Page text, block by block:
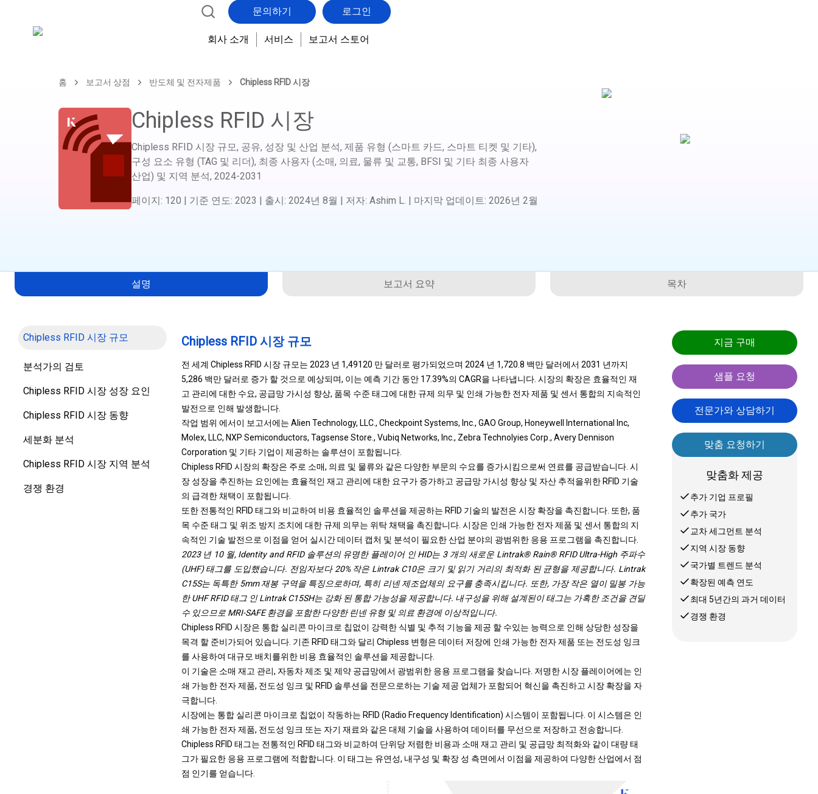
문의하기 로그인
회사 소개 서비스 보고서 스토어
홈 보고서 상점 반도체 및 전자제품 Chipless RFID 시장
Chipless RFID 시장
Chipless RFID 시장 규모, 공유, 성장 및 산업 분석, 제품 유형 (스마트 카드, 스마트 티켓 및 기타),
구성 요소 유형 (TAG 및 리더), 최종 사용자 (소매, 의료, 물류 및 교통, BFSI 및 기타 최종 사용자
산업) 및 지역 분석, 2024-2031
페이지 : 120 기준 연도: 2023 출시 : 2024년 8월 저자: Ashim L. 마지막 업데이트: 2026년 2월
설명 보고서 요약 목차
Chipless RFID 시장 규모
분석가의 검토
Chipless RFID 시장 성장 요인
Chipless RFID 시장 동향
세분화 분석
Chipless RFID 시장 지역 분석
경쟁 환경
Chipless RFID 시장 규모
전 세계 Chipless RFID 시장 규모는 2023 년 1,49120 만 달러로 평가되었으며 2024 년 1,720.8 백만 달러에서 2031 년까지
5,286 백만 달러로 증가 할 것으로 예상되며, 이는 예측 기간 동안 17.39%의 CAGR을 나타냅니다. 시장의 확장은 효율적인 재
고 관리에 대한 수요, 공급망 가시성 향상, 품목 수준 태그에 대한 규제 의무 및 인쇄 가능한 전자 제품 및 센서 통합의 지속적인
발전으로 인해 발생합니다.
작업 범위 에서이 보고서에는 Alien Technology, LLC., Checkpoint Systems, Inc., GAO Group, Honeywell International Inc,
Molex, LLC, NXP Semiconductors, Tagsense Store., Vubiq Networks, Inc., Zebra Technolyies Corp., Avery Dennison
Corporation 및 기타 기업이 제공하는 솔루션이 포함됩니다.
Chipless RFID 시장의 확장은 주로 소매, 의료 및 물류와 같은 다양한 부문의 수요를 증가시킴으로써 연료를 공급받습니다. 시
장 성장을 추진하는 요인에는 효율적인 재고 관리에 대한 요구가 증가하고 공급망 가시성 향상 및 자산 추적을위한 RFID 기술
의 급격한 채택이 포함됩니다.
또한 전통적인 RFID 태그와 비교하여 비용 효율적인 솔루션을 제공하는 RFID 기술의 발전은 시장 확장을 촉진합니다. 또한, 품
목 수준 태그 및 위조 방지 조치에 대한 규제 의무는 위탁 채택을 촉진합니다. 시장은 인쇄 가능한 전자 제품 및 센서 통합의 지
속적인 기술 발전으로 이점을 얻어 실시간 데이터 캡처 및 분석이 필요한 산업 분야의 광범위한 응용 프로그램을 촉진합니다.
2023 년 10 월, Identity and RFID 솔루션의 유명한 플레이어 인 HID는 3 개의 새로운 Lintrak® Rain® RFID Ultra-High 주파수
(UHF) 태그를 도입했습니다. 전임자보다 20% 작은 Lintrak C10은 크기 및 읽기 거리의 최적화 된 균형을 제공합니다. Lintrak
C15S는 독특한 5mm 재봉 구역을 특징으로하며, 특히 리넨 제조업체의 요구를 충족시킵니다. 또한, 가장 작은 열이 밀봉 가능
한 UHF RFID 태그 인 Lintrak C15SH는 강화 된 통합 가능성을 제공합니다. 내구성을 위해 설계된이 태그는 가혹한 조건을 견딜
수 있으므로 MRI-SAFE 환경을 포함한 다양한 린넨 유형 및 의료 환경에 이상적입니다.
Chipless RFID 시장은 통합 실리콘 마이크로 칩없이 강력한 식별 및 추적 기능을 제공 할 수있는 능력으로 인해 상당한 성장을
목격 할 준비가되어 있습니다. 기존 RFID 태그와 달리 Chipless 변형은 데이터 저장에 인쇄 가능한 전자 제품 또는 전도성 잉크
를 사용하여 대규모 배치를위한 비용 효율적인 솔루션을 제공합니다.
이 기술은 소매 재고 관리, 자동차 제조 및 제약 공급망에서 광범위한 응용 프로그램을 찾습니다. 저명한 시장 플레이어에는 인
쇄 가능한 전자 제품, 전도성 잉크 및 RFID 솔루션을 전문으로하는 기술 제공 업체가 포함되어 혁신을 촉진하고 시장 확장을 자
극합니다.
시장에는 통합 실리콘 마이크로 칩없이 작동하는 RFID (Radio Frequency Identification) 시스템이 포함됩니다. 이 시스템은 인
쇄 가능한 전자 제품, 전도성 잉크 또는 자기 재료와 같은 대체 기술을 사용하여 데이터를 무선으로 저장하고 전송합니다.
Chipless RFID 태그는 전통적인 RFID 태그와 비교하여 단위당 저렴한 비용과 소매 재고 관리 및 공급망 최적화와 같이 대량 태
그가 필요한 응용 프로그램에 적합합니다. 이 태그는 유연성, 내구성 및 확장 성 측면에서 이점을 제공하여 다양한 산업에서 점
점 인기를 얻습니다.
지금 구매
샘플 요청
전문가와 상담하기
맞춤 요청하기
맞춤화 제공
추가 기업 프로필
추가 국가
교차 세그먼트 분석
지역 시장 동향
국가별 트렌드 분석
확장된 예측 연도
최대 5년간의 과거 데이터
경쟁 환경